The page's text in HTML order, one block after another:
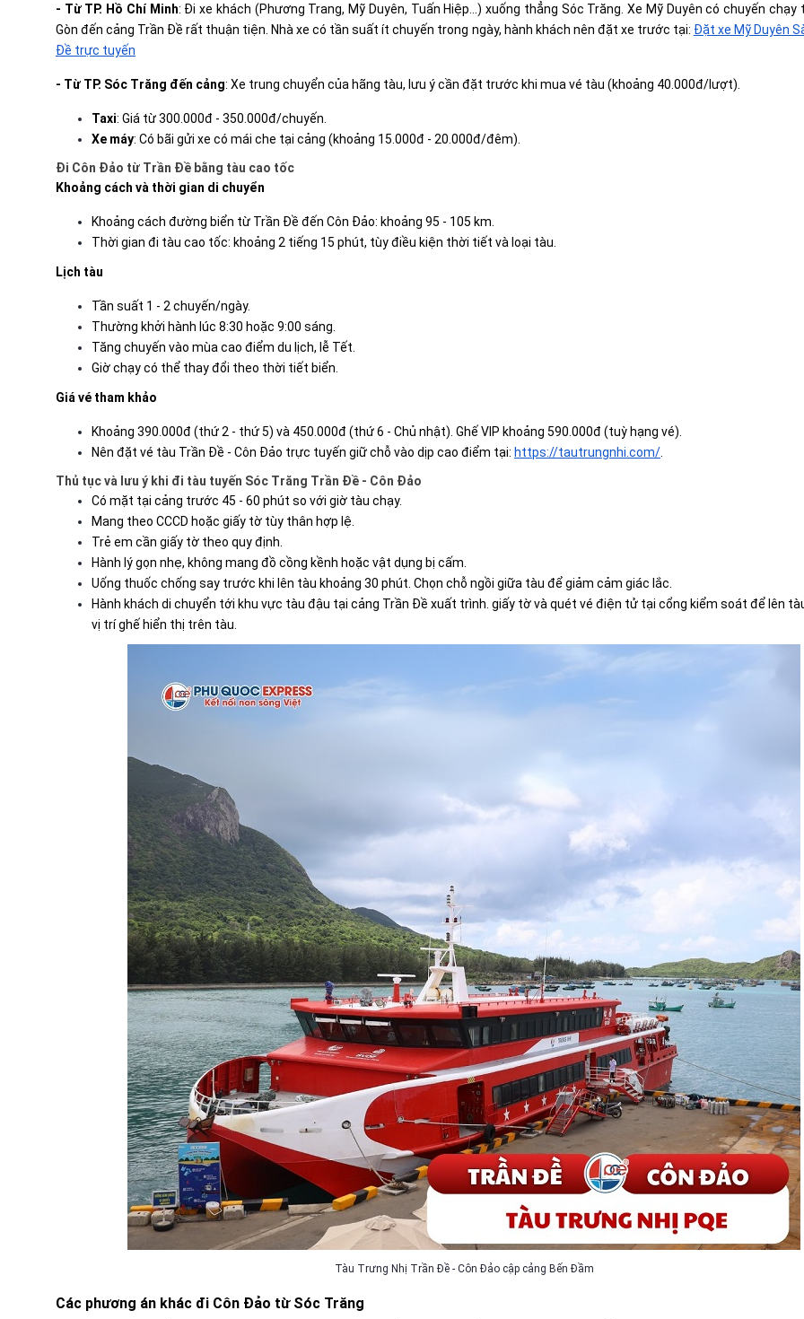
- Từ TP. Hồ Chí Minh: Đi xe khách (Phương Trang, Mỹ Duyên, Tuấn Hiệp...) xuống thẳng Sóc Trăng. Xe Mỹ Duyên có chuyến chạy
Gòn đến cảng Trần Đề rất thuận tiện. Nhà xe có tần suất ít chuyến trong ngày, hành khách nên đặt xe trước tại: Đặt xe Mỹ Duyên
Đề trực tuyến
- Từ TP. Sóc Trăng đến cảng: Xe trung chuyển của hãng tàu, lưu ý cần đặt trước khi mua vé tàu (khoảng 40.000đ/lượt).
Taxi: Giá từ 300.000đ - 350.000đ/chuyến.
Xe máy: Có bãi gửi xe có mái che tại cảng (khoảng 15.000đ - 20.000đ/đêm).
Đi Côn Đảo từ Trần Đề bằng tàu cao tốc
Khoảng cách và thời gian di chuyển
Khoảng cách đường biển từ Trần Đề đến Côn Đảo: khoảng 95 - 105 km.
Thời gian đi tàu cao tốc: khoảng 2 tiếng 15 phút, tùy điều kiện thời tiết và loại tàu.
Lịch tàu
Tần suất 1 - 2 chuyến/ngày.
Thường khởi hành lúc 8:30 hoặc 9:00 sáng.
Tăng chuyến vào mùa cao điểm du lịch, lễ Tết.
Giờ chạy có thể thay đổi theo thời tiết biển.
Giá vé tham khảo
Khoảng 390.000đ (thứ 2 - thứ 5) và 450.000đ (thứ 6 - Chủ nhật). Ghế VIP khoảng 590.000đ (tuỳ hạng vé).
Nên đặt vé tàu Trần Đề - Côn Đảo trực tuyến giữ chỗ vào dịp cao điểm tại: https://tautrungnhi.com/
Thủ tục và lưu ý khi đi tàu tuyến Sóc Trăng Trần Đề - Côn Đảo
Có mặt tại cảng trước 45 - 60 phút so với giờ tàu chạy.
Mang theo CCCD hoặc giấy tờ tùy thân hợp lệ.
Trẻ em cần giấy tờ theo quy định.
Hành lý gọn nhẹ, không mang đồ cồng kềnh hoặc vật dụng bị cấm.
Uống thuốc chống say trước khi lên tàu khoảng 30 phút. Chọn chỗ ngồi giữa tàu để giảm cảm giác lắc.
Hành khách di chuyển tới khu vực tàu đậu tại cảng Trần Đề xuất trình. giấy tờ và quét vé điện tử tại cổng kiểm soát để lên
vị trí ghế hiển thị trên tàu.
Tàu Trưng Nhị Trần Đề - Côn Đảo cập cảng Bến Đầm
Các phương án khác đi Côn Đảo từ Sóc Trăng